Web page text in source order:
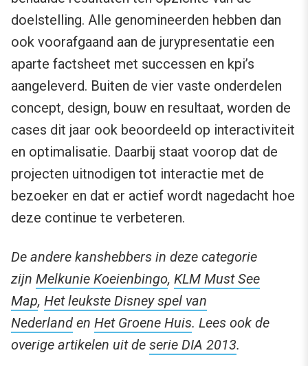
doelstelling. Alle genomineerden hebben dan
ook voorafgaand aan de jurypresentatie een
aparte factsheet met successen en kpi’s
aangeleverd. Buiten de vier vaste onderdelen
concept, design, bouw en resultaat, worden de
cases dit jaar ook beoordeeld op interactiviteit
en optimalisatie. Daarbij staat voorop dat de
projecten uitnodigen tot interactie met de
bezoeker en dat er actief wordt nagedacht hoe
deze continue te verbeteren.
De andere kanshebbers in deze categorie
zijn Melkunie Koeienbingo, KLM Must See
Map, Het leukste Disney spel van
Nederland en Het Groene Huis. Lees ook de
overige artikelen uit de serie DIA 2013.